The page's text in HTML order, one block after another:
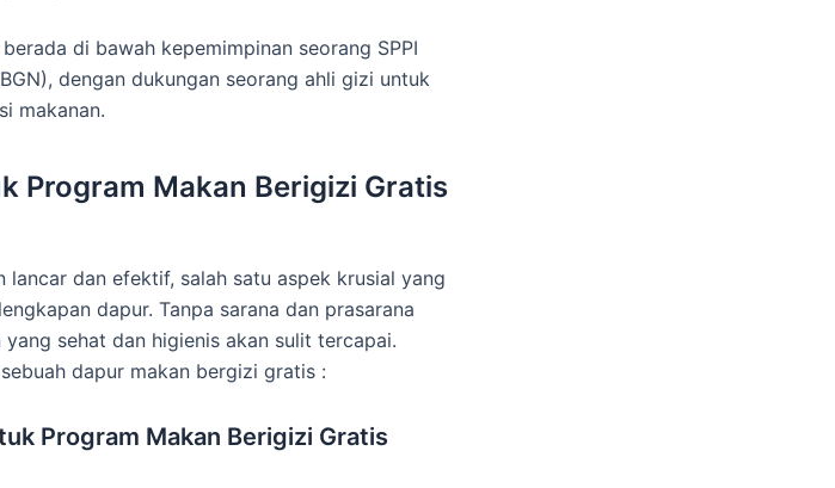
di bawah kepemimpinan seorang SPPI
dengan dukungan seorang ahli gizi untuk
makanan.
Program Makan Berigizi Gratis
dan efektif, salah satu aspek krusial yang
dapur. Tanpa sarana dan prasarana
sehat dan higienis akan sulit tercapai.
dapur makan bergizi gratis :
Program Makan Berigizi Gratis